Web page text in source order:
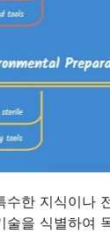
수한 지식이나
술을 식별하여